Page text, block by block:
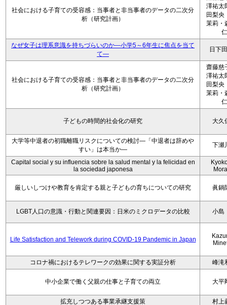
社会における子育ての受容感：当事者と非当事者のデータの二次分
析（研究計画）
澤祐太
田梨央
茉莉・
仁
なぜ女子は理系意識を持ちづらいのか―小学5～6年生に焦点を当て
て―
日下
社会における子育ての受容感：当事者と非当事者のデータの二次分
析（研究計画）
齋藤慈
澤祐太
田梨央
茉莉・
仁
子どもの時間的社会化の研究 大久
大学等中退者の初職離職リスクについての検討―「中退者は辞めや
すい」は本当か―
下瀬
Capital social y su influencia sobre la salud mental y la felicidad en
la sociedad japonesa
厳しいしつけや教育を肯定する親と子どもの育ちについての研究 眞鍋
LGBT人口の意識・行動と関連要因：日米のミクロデータの比較 小
Life Satisfaction and Telework during COVID-19 Pandemic in Japan
コロナ禍におけるテレワークの効果に関する実証分析 峰滝
中小企業で働く父親の仕事と子育ての両立 大平
拡充しつつある事業承継支援策 村上